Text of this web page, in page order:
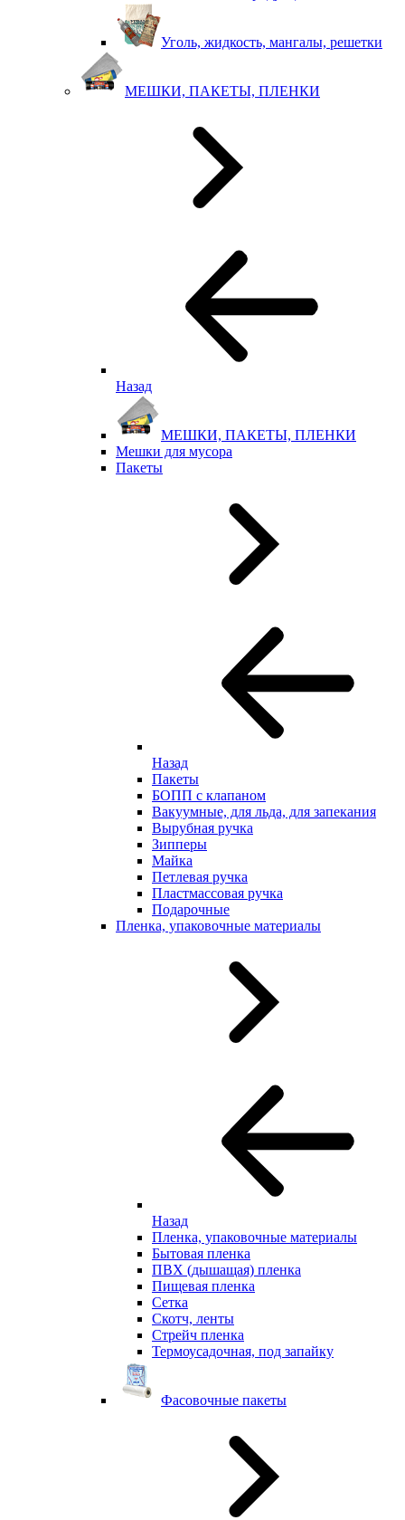
Уголь, жидкость, мангалы, решетки
МЕШКИ, ПАКЕТЫ, ПЛЕНКИ
Назад
МЕШКИ, ПАКЕТЫ, ПЛЕНКИ
Мешки для мусора
Пакеты
Назад
Пакеты
БОПП с клапаном
Вакуумные, для льда, для запекания
Вырубная ручка
Зипперы
Майка
Петлевая ручка
Пластмассовая ручка
Подарочные
Пленка, упаковочные материалы
Назад
Пленка, упаковочные материалы
Бытовая пленка
ПВХ (дышащая) пленка
Пищевая пленка
Сетка
Скотч, ленты
Стрейч пленка
Термоусадочная, под запайку
Фасовочные пакеты